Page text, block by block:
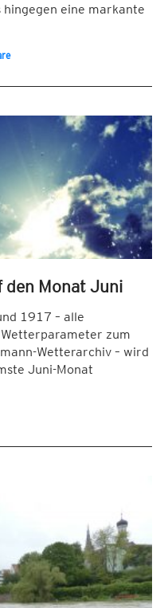
eine markante
den Monat Juni
1917 – alle
zum
Wetterarchiv – wird
Juni-Monat